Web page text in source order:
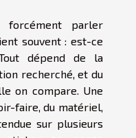
forcément parler
souvent : est-ce
dépend de la
recherché, et du
on compare. Une
faire, du matériel,
sur plusieurs